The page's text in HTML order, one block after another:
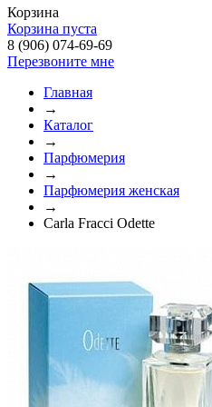
Корзина
Корзина пуста
8 (906) 074-69-69
Перезвоните мне
Главная
→
Каталог
→
Парфюмерия
→
Парфюмерия женская
→
Carla Fracci Odette